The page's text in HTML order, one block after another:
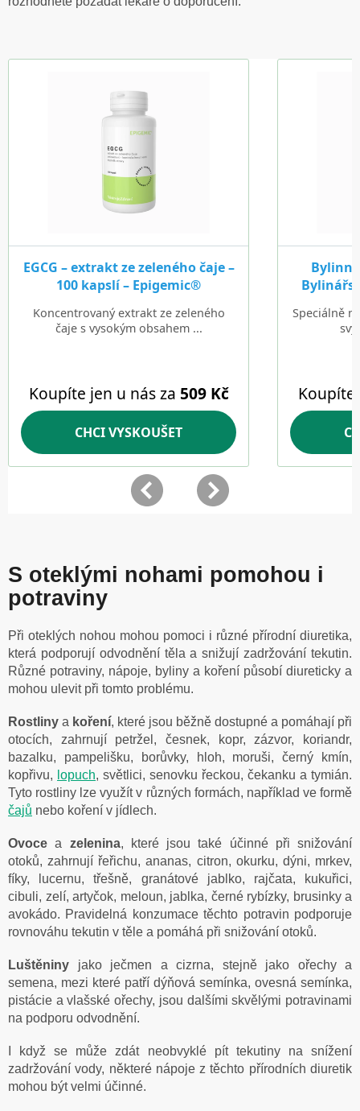
S oteklými nohami pomohou i
potraviny
Při oteklých nohou mohou pomoci i různé přírodní diuretika,
která podporují odvodnění těla a snižují zadržování tekutin.
Různé potraviny, nápoje, byliny a koření působí diureticky a
mohou ulevit při tomto problému.
Rostliny a koření, které jsou běžně dostupné a pomáhají při
otocích, zahrnují petržel, česnek, kopr, zázvor, koriandr,
bazalku, pampelišku, borůvky, hloh, moruši, černý kmín,
kopřivu, lopuch, světlici, senovku řeckou, čekanku a tymián.
Tyto rostliny lze využít v různých formách, například ve formě
čajů nebo koření v jídlech.
Ovoce a zelenina, které jsou také účinné při snižování
otoků, zahrnují řeřichu, ananas, citron, okurku, dýni, mrkev,
fíky, lucernu, třešně, granátové jablko, rajčata, kukuřici,
cibuli, zelí, artyčok, meloun, jablka, černé rybízky, brusinky a
avokádo. Pravidelná konzumace těchto potravin podporuje
rovnováhu tekutin v těle a pomáhá při snižování otoků.
Luštěniny jako ječmen a cizrna, stejně jako ořechy a
semena, mezi které patří dýňová semínka, ovesná semínka,
pistácie a vlašské ořechy, jsou dalšími skvělými potravinami
na podporu odvodnění.
I když se může zdát neobvyklé pít tekutiny na snížení
zadržování vody, některé nápoje z těchto přírodních diuretik
mohou být velmi účinné.